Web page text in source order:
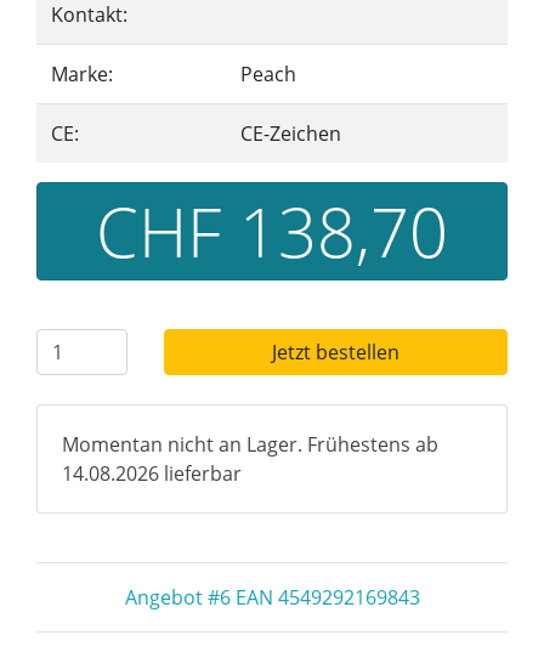
Kontakt:
Marke: Peach
CE: CE-Zeichen
CHF 138,70
Jetzt bestellen
Momentan nicht an Lager. Frühestens ab
14.08.2026 lieferbar
Angebot #6 EAN 4549292169843